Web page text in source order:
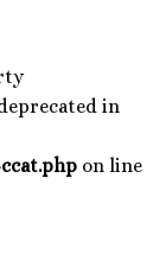
in
on line